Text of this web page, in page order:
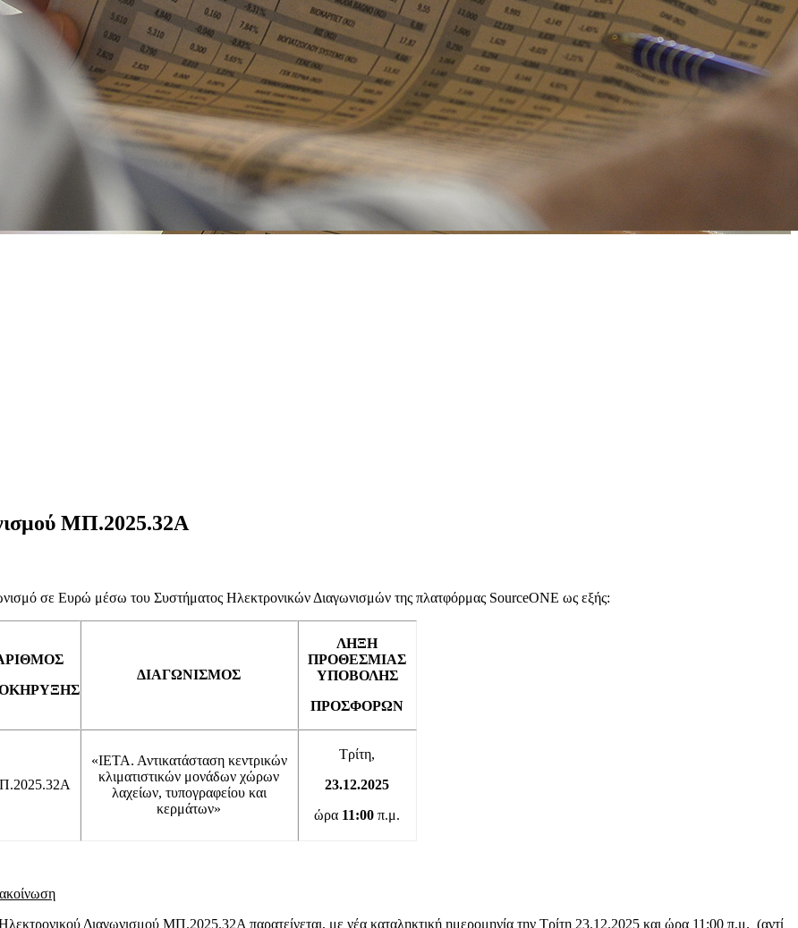
ΜΠ.2025.32A
σε Ευρώ μέσω του Συστήματος Ηλεκτρονικών Διαγωνισμών της πλατφόρμας SourceONE ως εξής:
ΔΙΑΓΩΝΙΣΜΟΣ
ΛΗΞΗ
ΠΡΟΘΕΣΜΙΑΣ
ΥΠΟΒΟΛΗΣ
ΠΡΟΣΦΟΡΩΝ
«ΙΕΤΑ. Αντικατάσταση κεντρικών
κλιματιστικών μονάδων χώρων
λαχείων, τυπογραφείου και
κερμάτων»
Τρίτη,
23.12.2025
ώρα 11:00 π.μ.
Διαγωνισμού ΜΠ.2025.32Α παρατείνεται, με νέα καταληκτική ημερομηνία την Τρίτη 23.12.2025 και ώρα 11:00 π.μ. (αντί